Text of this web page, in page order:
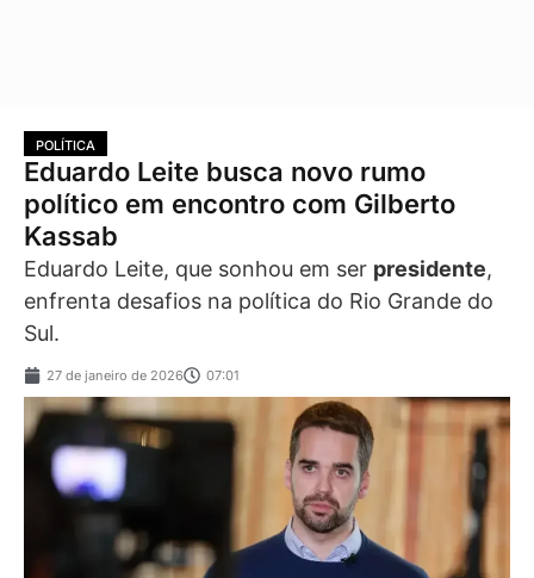
POLÍTICA
Eduardo Leite busca novo rumo
político em encontro com Gilberto
Kassab
Eduardo Leite, que sonhou em ser presidente,
enfrenta desafios na política do Rio Grande do
Sul.
27 de janeiro de 2026 07:01